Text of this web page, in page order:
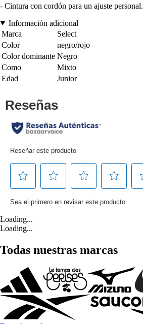
- Cintura con cordón para un ajuste personal.
Información adicional
Marca
Select
Color
negro/rojo
Color dominante Negro
Como
Mixto
Edad
Junior
Loading...
Loading...
Todas nuestras marcas